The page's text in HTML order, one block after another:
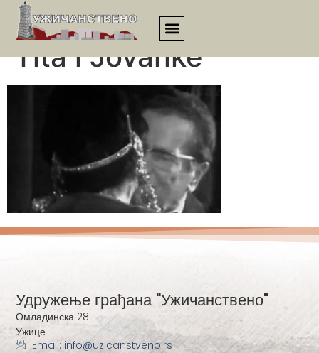
Poslednji poljubac
Tita i Jovanke
Удружење грађана "Ужичанствено"
Омладинска 28
Ужице
Email: info@uzicanstveno.rs